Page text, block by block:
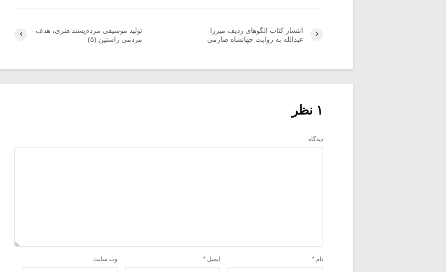
تولید موسیقی مردم‌پسند هنری، هدف
مردمی راستین (۵)
انتشار کتاب الگوهای ردیف میرزا
عبدالله به روایت جهانشاه صارمی
۱ نظر
دیدگاه
نام * ایمیل * وب‌ سایت